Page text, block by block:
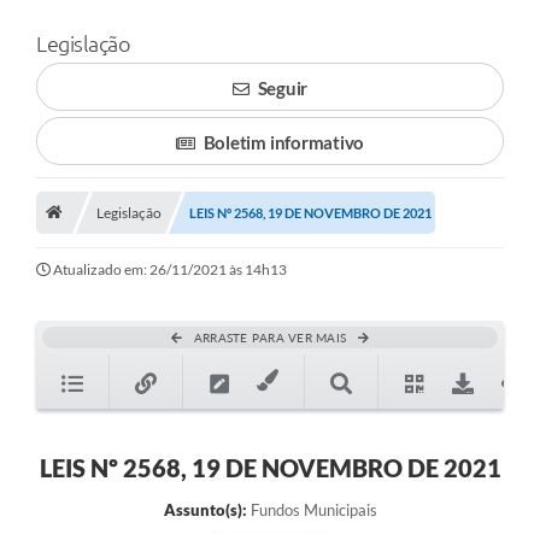
Legislação
Seguir
Boletim informativo
Legislação LEIS Nº 2568, 19 DE NOVEMBRO DE 2021
Atualizado em: 26/11/2021 às 14h13
ARRASTE PARA VER MAIS
LEIS Nº 2568, 19 DE NOVEMBRO DE 2021
Assunto(s): Fundos Municipais